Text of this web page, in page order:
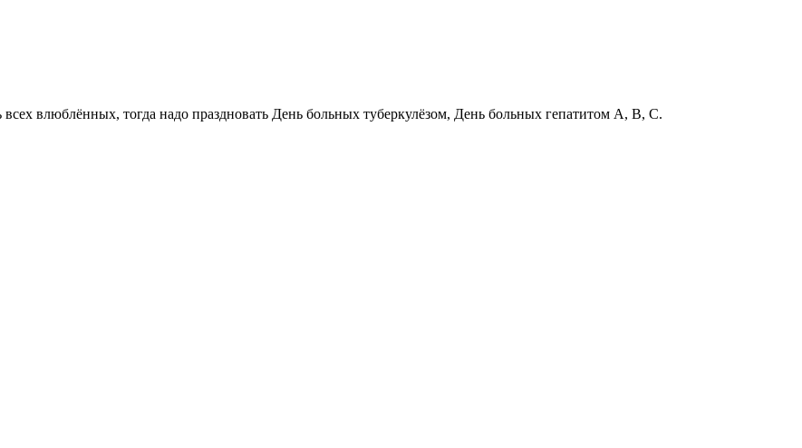
влюблённых, тогда надо праздновать День больных туберкулёзом, День больных гепатитом A, B, C.